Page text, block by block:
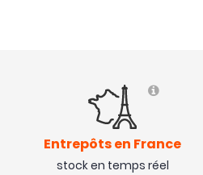
en Martinique.
le 09/03/23
Entrepôts en France
stock en temps réel